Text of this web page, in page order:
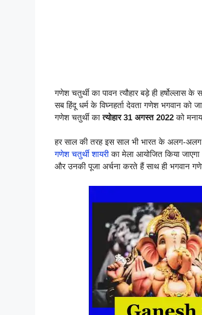
गणेश चतुर्थी का पावन त्यौहार बड़े ही हर्षोल्लास
सब हिंदू धर्म के विघ्नहर्ता देवता गणेश भगवान
गणेश चतुर्थी कात्योहार 31 अगस्त 2022 को
हर साल की तरह इस साल भी भारत के अलग-अलग
गणेश चतुर्थी शायरी का मेला आयोजित किया
और उनकी पूजा अर्चना करते हैं साथ ही भगवान